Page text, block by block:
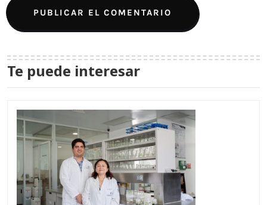
Te puede interesar